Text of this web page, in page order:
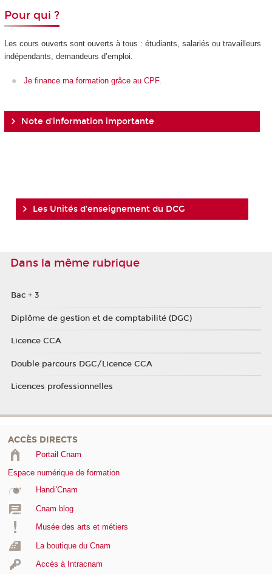
Pour qui ?
Les cours ouverts sont ouverts à tous : étudiants, salariés ou travailleurs
indépendants, demandeurs d’emploi.
Je finance ma formation grâce au CPF.
Note d'information importante
Les Unités d'enseignement du DCG
Dans la même rubrique
Bac + 3
Diplôme de gestion et de comptabilité (DGC)
Licence CCA
Double parcours DGC/Licence CCA
Licences professionnelles
ACCÈS DIRECTS
Portail Cnam
Espace numérique de formation
Handi'Cnam
Cnam blog
Musée des arts et métiers
La boutique du Cnam
Accès à Intracnam